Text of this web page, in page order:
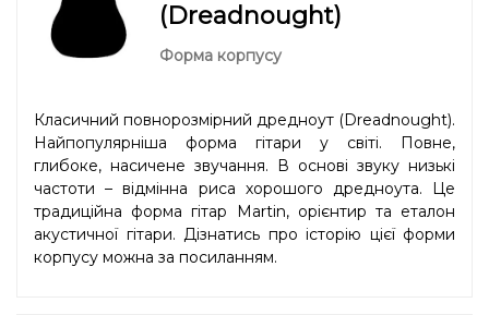
(Dreadnought)
Форма корпусу
Класичний повнорозмірний дредноут (Dreadnought).
Найпопулярніша форма гітари у світі. Повне,
глибоке, насичене звучання. В основі звуку низькі
частоти – відмінна риса хорошого дредноута. Це
традиційна форма гітар Martin, орієнтир та еталон
акустичної гітари. Дізнатись про історію цієї форми
корпусу можна за посиланням.